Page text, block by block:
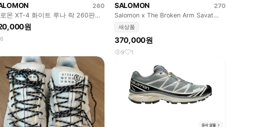
260
몬 XT-4 화이트 루나 락 260판매
다
원
6
SALOMON
270
Salomon x The Broken Arm Savat
270
새상품
370,000원
9 1